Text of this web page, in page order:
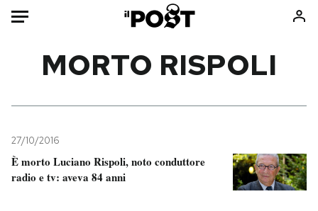
Mondo
Politica
Tecnologia
Consumismi
MORTO RISPOLI
27/10/2016
È morto Luciano Rispoli, noto conduttore
radio e tv: aveva 84 anni